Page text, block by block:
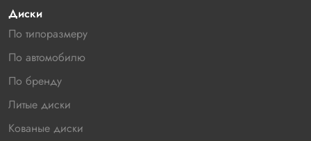
Диски
По типоразмеру
По автомобилю
По бренду
Литые диски
Кованые диски